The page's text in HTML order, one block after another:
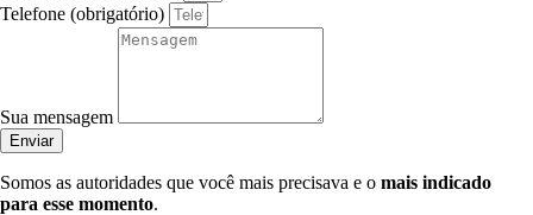
Telefone (obrigatório)
Sua mensagem
Enviar
Somos as autoridades que você mais precisava e o mais indicado
para esse momento.